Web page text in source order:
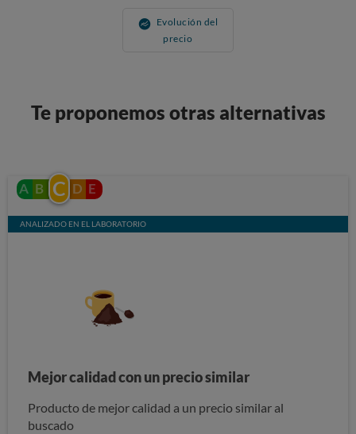
Evolución del
precio
Te proponemos otras alternativas
A B C D E
ANALIZADO EN EL LABORATORIO
Mejor calidad con un precio similar
Producto de mejor calidad a un precio similar al
buscado